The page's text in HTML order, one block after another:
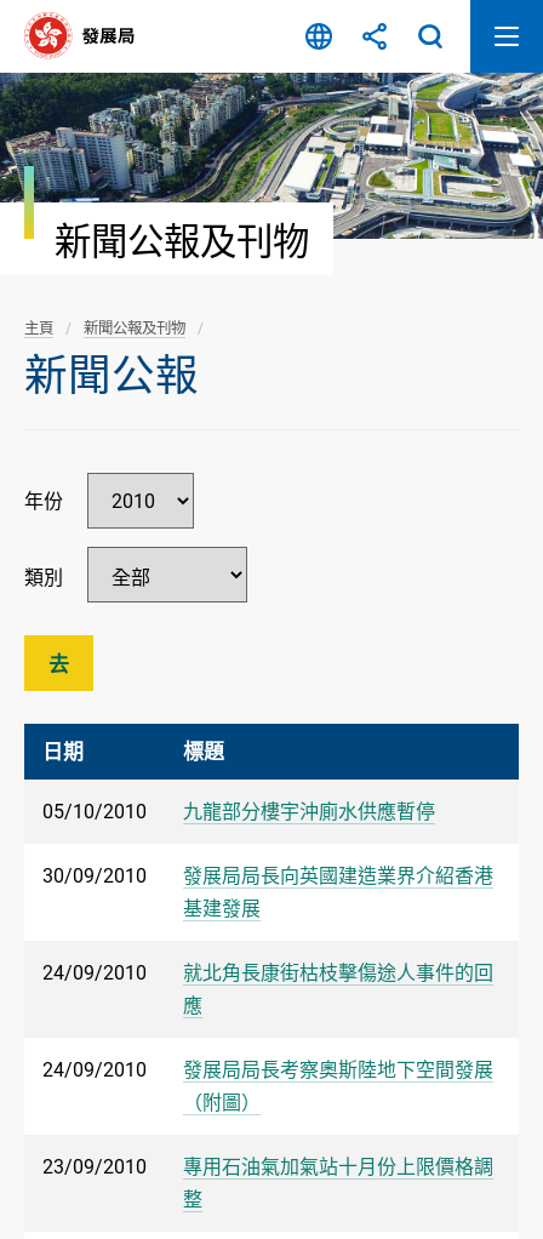
容
開
始
新聞公報及刊物
主頁 新聞公報及刊物
新聞公報
年份
類別
去
日期 標題
05/10/2010 九龍部分樓宇沖廁水供應暫停
30/09/2010
發展局局長向英國建造業界介紹香港
基建發展
24/09/2010
就北角長康街枯枝擊傷途人事件的回
應
24/09/2010
發展局局長考察奧斯陸地下空間發展
（附圖）
23/09/2010
專用石油氣加氣站十月份上限價格調
整